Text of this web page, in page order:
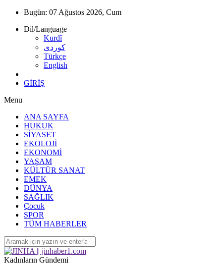
Bugün: 07 Ağustos 2026, Cum
Dil/Language
Kurdî
كوردى
Türkçe
English
GİRİŞ
Menu
ANA SAYFA
HUKUK
SİYASET
EKOLOJİ
EKONOMİ
YAŞAM
KÜLTÜR SANAT
EMEK
DÜNYA
SAĞLIK
Çocuk
SPOR
TÜM HABERLER
Kadınların Gündemi
‘Yüzlerce çocuk devletin ihmalleri sonucu yaşamını yitirdi’
16:26 04/12/2016